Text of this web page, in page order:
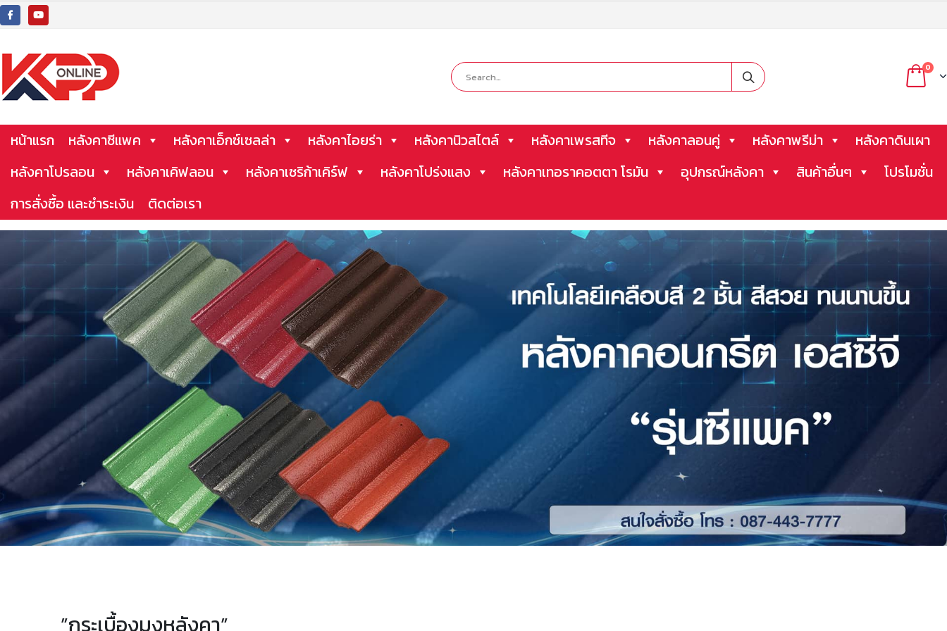
0
หน้าแรก หลังคาซีแพค หลังคาเอ็กซ์เซลล่า หลังคาไอยร่า หลังคานิวสไตล์ หลังคาเพรสทีจ หลังคาลอนคู่ หลังคาพรีม่า
หลังคาดินเผา
หลังคาโปรลอน
หลังคาเคิฟลอน หลังคาเซริก้าเคิร์ฟ หลังคาโปร่งแสง หลังคาเทอราคอตตา โรมัน อุปกรณ์หลังคา สินค้าอื่นๆ
โปรโมชั่น
การสั่งซื้อ และชำระเงิน
ติดต่อเรา
”กระเบื้องมุงหลังคา”